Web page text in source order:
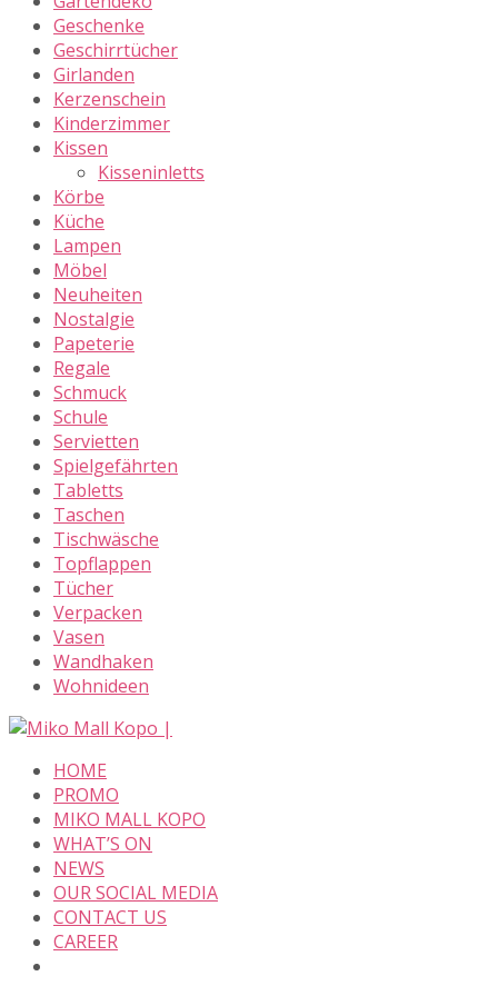
Geschenke
Geschirrtücher
Girlanden
Kerzenschein
Kinderzimmer
Kissen
Kisseninletts
Körbe
Küche
Lampen
Möbel
Neuheiten
Nostalgie
Papeterie
Regale
Schmuck
Schule
Servietten
Spielgefährten
Tabletts
Taschen
Tischwäsche
Topflappen
Tücher
Verpacken
Vasen
Wandhaken
Wohnideen
Skip
contentHOME
PROMO
MIKO MALL KOPO
WHAT’S ON
NEWS
OUR SOCIAL MEDIA
CONTACT US
CAREER